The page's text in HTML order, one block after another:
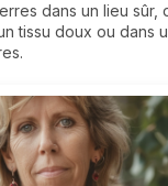
dans un lieu
tissu doux ou dans